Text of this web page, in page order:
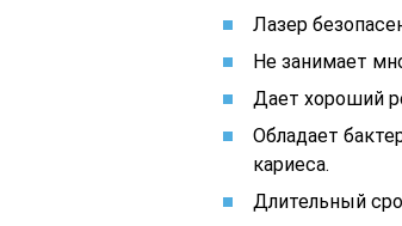
Лазер
Не занимает
Дает хороший
Обладает
кариеса.
Длительный